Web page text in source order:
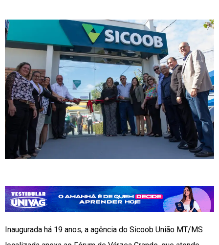
Inaugurada há 19 anos, a agência do Sicoob União MT/MS